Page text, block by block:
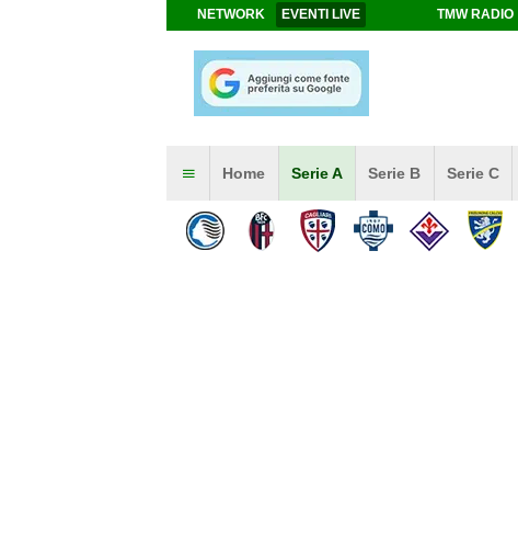
NETWORK EVENTI LIVE TMW RADIO
Home Serie A Serie B Serie C